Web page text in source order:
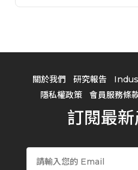
關於我們 研究報告
隱私權政策
會員服務條
訂閱最